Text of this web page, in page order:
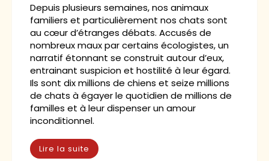
Depuis plusieurs semaines, nos animaux
familiers et particulièrement nos chats sont
au cœur d’étranges débats. Accusés de
nombreux maux par certains écologistes, un
narratif étonnant se construit autour d’eux,
entrainant suspicion et hostilité à leur égard.
Ils sont dix millions de chiens et seize millions
de chats à égayer le quotidien de millions de
familles et à leur dispenser un amour
inconditionnel.
Lire la suite